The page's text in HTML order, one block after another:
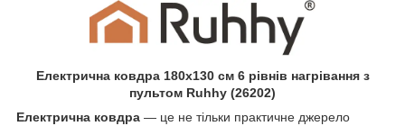
Електрична ковдра 180х130 см 6 рівнів нагрівання з
пультом Ruhhy (26202)
Електрична ковдра — це не тільки практичне джерело